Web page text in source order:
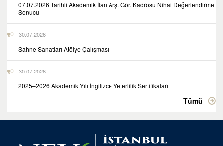
07.07.2026 Tarihli Akademik İlan Arş. Gör. Kadrosu Nihai Değerlendirme
Sonucu
30.07.2026
Sahne Sanatları Atölye Çalışması
30.07.2026
2025–2026 Akademik Yılı İngilizce Yeterlilik Sertifikaları
Tümü